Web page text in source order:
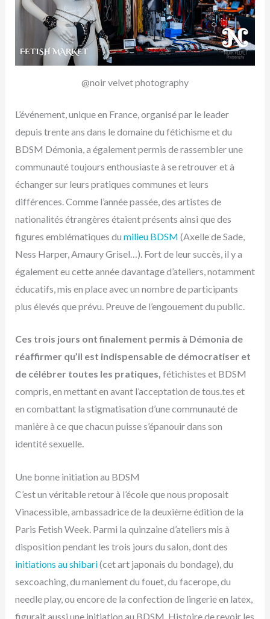
@noir velvet photography
L’événement, unique en France, organisé par le leader
depuis trente ans dans le domaine du fétichisme et du
BDSM Démonia, a également permis de rassembler une
communauté toujours enthousiaste à se retrouver et à
échanger sur leurs pratiques communes et leurs
différences. Comme l’année passée, des artistes de
nationalités étrangères étaient présents ainsi que des
figures emblématiques du milieu BDSM (Axelle de Sade,
Ness Harper, Amaury Grisel…). Fort de leur succès, il y a
également eu cette année davantage d’ateliers, notamment
éducatifs, mis en place avec un nombre de participants
plus élevés que prévu. Preuve de l’engouement du public.
Ces trois jours ont finalement permis à Démonia de
réaffirmer qu’il est indispensable de démocratiser et
de célébrer toutes les pratiques, fétichistes et BDSM
compris, en mettant en avant l’acceptation de tous.tes et
en combattant la stigmatisation d’une communauté de
manière à ce que chacun puisse s’épanouir dans son
identité sexuelle.
Une bonne initiation au BDSM
C’est un véritable retour à l’école que nous proposait
Vinacessible, ambassadrice de la deuxième édition de la
Paris Fetish Week. Parmi la quinzaine d’ateliers mis à
disposition pendant les trois jours du salon, dont des
initiations au shibari(cet art japonais du bondage), du
sexcoaching, du maniement du fouet, du facerope, du
needle play, ou encore de la confection de lingerie en latex,
figurait aussi une initiation au BDSM. Histoire de revoir les